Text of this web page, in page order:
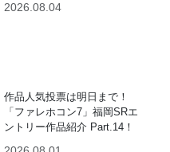
2026.08.04
作品人気投票は明日まで！
「ファレホコン7」福岡SRエ
ントリー作品紹介 Part.14！